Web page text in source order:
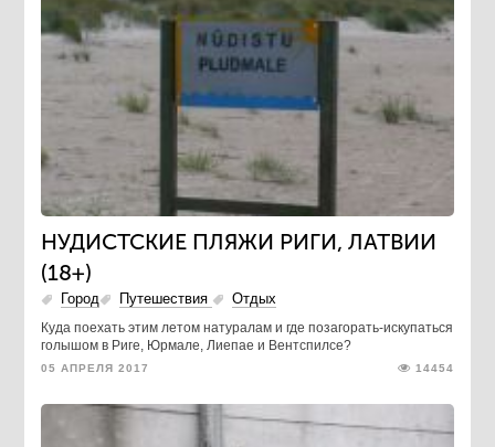
НУДИСТСКИЕ ПЛЯЖИ РИГИ, ЛАТВИИ
(18+)
Город Путешествия Отдых
Куда поехать этим летом натуралам и где позагорать-искупаться
голышом в Риге, Юрмале, Лиепае и Вентспилсе?
05 АПРЕЛЯ 2017 14454